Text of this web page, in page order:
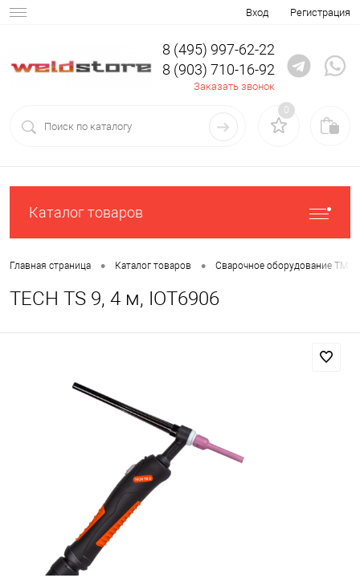
Вход Регистрация
8 (495) 997-62-22
8 (903) 710-16-92
Заказать звонок
0
Каталог товаров
Главная страница • Каталог товаров • Сварочное оборудование ТМ
TECH TS 9, 4 м, IOT6906